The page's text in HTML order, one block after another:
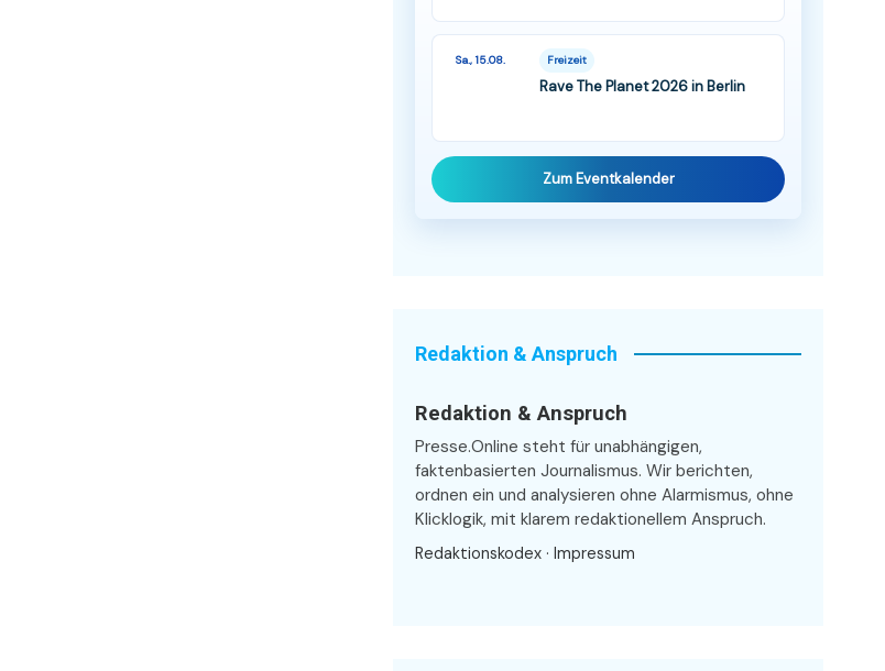
Sa., 15.08. Freizeit
Rave The Planet 2026 in Berlin
Zum Eventkalender
Redaktion & Anspruch
Redaktion & Anspruch
Presse.Online steht für unabhängigen,
faktenbasierten Journalismus. Wir berichten,
ordnen ein und analysieren ohne Alarmismus, ohne
Klicklogik, mit klarem redaktionellem Anspruch.
Redaktionskodex · Impressum